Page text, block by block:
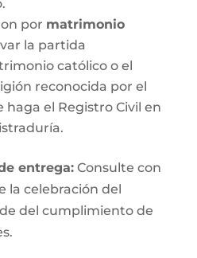
por matrimonio
la partida
católico o el
reconocida por el
haga el Registro Civil en
entrega:Consulte con
la celebración del
del cumplimiento de